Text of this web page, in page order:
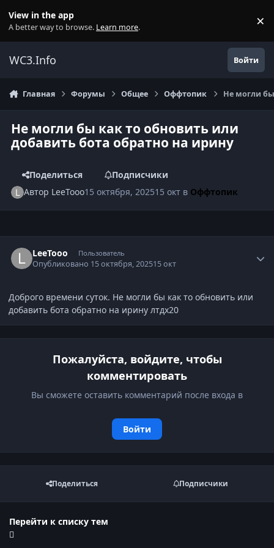
View in the app
A better way to browse. Learn more. ×
WC3.Info Войти
Главная Форумы Общее Оффтопик Не могли
Не могли бы как то обновить или
добавить бота обратно на ирину
Поделиться
Подписчики
Автор LeeTooo15 октября, 202515 окт в Оффтопик
LeeTooo Пользователь
Опубликовано 15 октября, 202515 окт
Доброго времени суток. Не могли бы как то обновить или
добавить бота обратно на ирину лтдх20
Пожалуйста, войдите, чтобы
комментировать
Вы сможете оставить комментарий после входа в
Войти
Поделиться Подписчики
Перейти к списку тем